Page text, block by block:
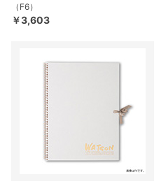
（F6）
￥3,603